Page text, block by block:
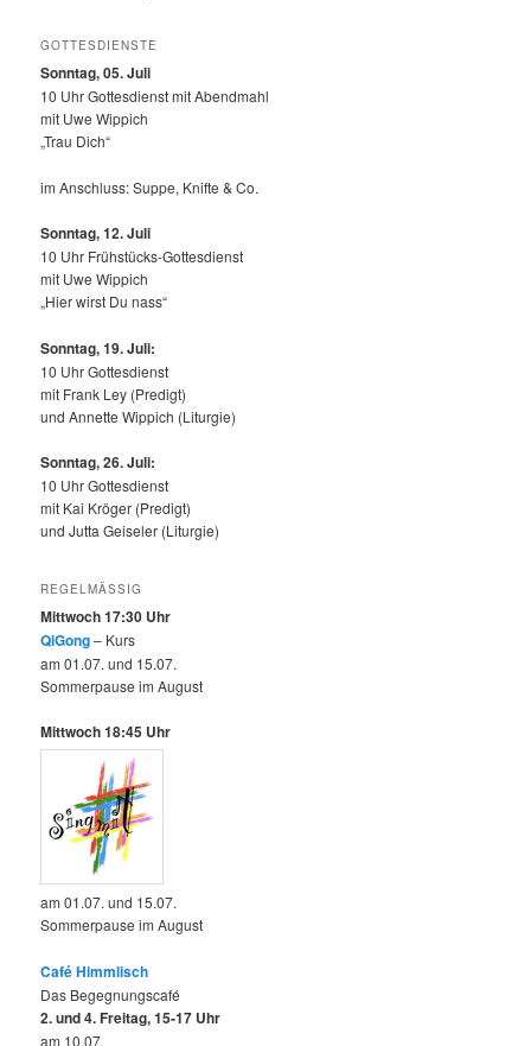
GOTTESDIENSTE
Sonntag, 05. Juli
10 Uhr Gottesdienst mit Abendmahl
mit Uwe Wippich
„Trau Dich“
im Anschluss: Suppe, Knifte & Co.
Sonntag, 12.Juli
10 Uhr Frühstücks-Gottesdienst
mit Uwe Wippich
„Hier wirst Du nass“
Sonntag, 19. Juli:
10 Uhr Gottesdienst
mit Frank Ley (Predigt)
und Annette Wippich (Liturgie)
Sonntag, 26. Juli:
10 Uhr Gottesdienst
mit Kai Kröger (Predigt)
und Jutta Geiseler (Liturgie)
REGELMÄSSIG
Mittwoch 17:30 Uhr
QiGong– Kurs
am 01.07. und 15.07.
Sommerpause im August
Mittwoch 18:45 Uhr
am 01.07. und 15.07.
Sommerpause im August
Café Himmlisch
Das Begegnungscafé
2. und 4. Freitag, 15-17 Uhr
am 10.07.